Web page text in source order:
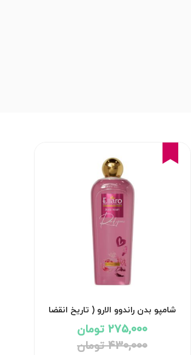
شامپو بدن راندوو الارو ( تاریخ انقضا
1405/11 )
275,000 تومان
430,000 تومان